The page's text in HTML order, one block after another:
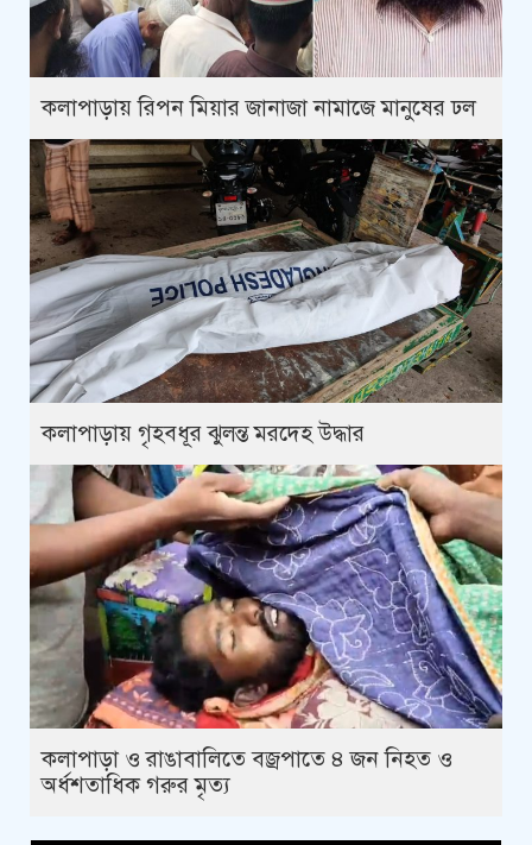
কলাপাড়ায় রিপন মিয়ার জানাজা নামাজে মানুষের ঢল
কলাপাড়ায় গৃহবধূর ঝুলন্ত মরদেহ উদ্ধার
কলাপাড়া ও রাঙাবালিতে বজ্রপাতে ৪ জন নিহত ও
অর্ধশতাধিক গরুর মৃত্য